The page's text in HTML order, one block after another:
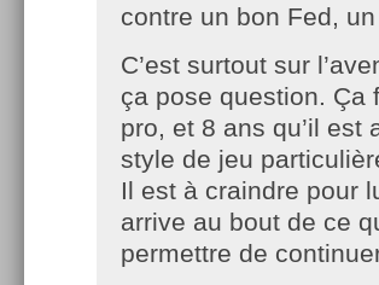
contre un bon Fed,
C’est surtout sur
ça pose question. Ça
pro, et 8 ans qu’il est
style de jeu
Il est à craindre pour
arrive au bout de ce
permettre de